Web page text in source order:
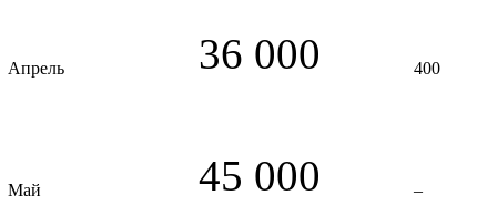
Апрель 36 000 400
Май 45 000 –